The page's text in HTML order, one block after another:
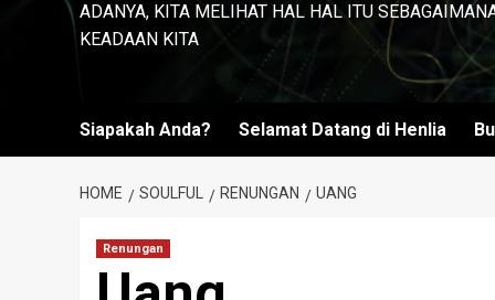
ADANYA, KITA MELIHAT HAL HAL ITU
KEADAAN KITA
Siapakah Anda? Selamat Datang di Henlia
HOME SOULFUL RENUNGAN UANG
Renungan